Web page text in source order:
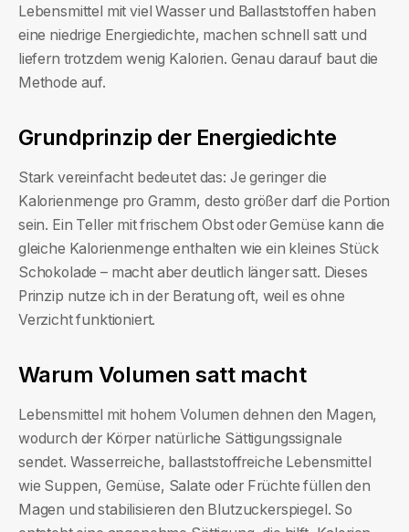
Lebensmittel mit viel Wasser und Ballaststoffen haben
eine niedrige Energiedichte, machen schnell satt und
liefern trotzdem wenig Kalorien. Genau darauf baut die
Methode auf.
Grundprinzip der Energiedichte
Stark vereinfacht bedeutet das: Je geringer die
Kalorienmenge pro Gramm, desto größer darf die Portion
sein. Ein Teller mit frischem Obst oder Gemüse kann die
gleiche Kalorienmenge enthalten wie ein kleines Stück
Schokolade – macht aber deutlich länger satt. Dieses
Prinzip nutze ich in der Beratung oft, weil es ohne
Verzicht funktioniert.
Warum Volumen satt macht
Lebensmittel mit hohem Volumen dehnen den Magen,
wodurch der Körper natürliche Sättigungssignale
sendet. Wasserreiche, ballaststoffreiche Lebensmittel
wie Suppen, Gemüse, Salate oder Früchte füllen den
Magen und stabilisieren den Blutzuckerspiegel. So